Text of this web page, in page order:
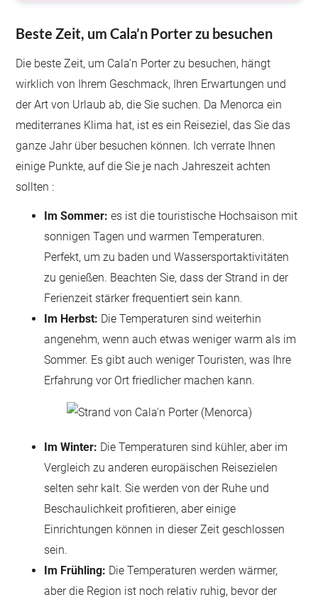
Beste Zeit, um Cala’n Porter zu besuchen
Die beste Zeit, um Cala’n Porter zu besuchen, hängt
wirklich von Ihrem Geschmack, Ihren Erwartungen und
der Art von Urlaub ab, die Sie suchen. Da Menorca ein
mediterranes Klima hat, ist es ein Reiseziel, das Sie das
ganze Jahr über besuchen können. Ich verrate Ihnen
einige Punkte, auf die Sie je nach Jahreszeit achten
sollten :
Im Sommer: es ist die touristische Hochsaison mit
sonnigen Tagen und warmen Temperaturen.
Perfekt, um zu baden und Wassersportaktivitäten
zu genießen. Beachten Sie, dass der Strand in der
Ferienzeit stärker frequentiert sein kann.
Im Herbst: Die Temperaturen sind weiterhin
angenehm, wenn auch etwas weniger warm als im
Sommer. Es gibt auch weniger Touristen, was Ihre
Erfahrung vor Ort friedlicher machen kann.
Im Winter: Die Temperaturen sind kühler, aber im
Vergleich zu anderen europäischen Reisezielen
selten sehr kalt. Sie werden von der Ruhe und
Beschaulichkeit profitieren, aber einige
Einrichtungen können in dieser Zeit geschlossen
sein.
Im Frühling: Die Temperaturen werden wärmer,
aber die Region ist noch relativ ruhig, bevor der